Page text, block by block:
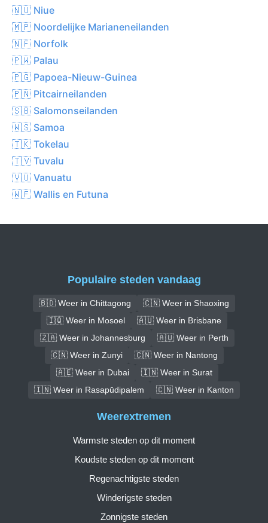
🇳🇺 Niue
🇲🇵 Noordelijke Marianeneilanden
🇳🇫 Norfolk
🇵🇼 Palau
🇵🇬 Papoea-Nieuw-Guinea
🇵🇳 Pitcairneilanden
🇸🇧 Salomonseilanden
🇼🇸 Samoa
🇹🇰 Tokelau
🇹🇻 Tuvalu
🇻🇺 Vanuatu
🇼🇫 Wallis en Futuna
Populaire steden vandaag
🇧🇩 Weer in Chittagong
🇨🇳 Weer in Shaoxing
🇮🇶 Weer in Mosoel
🇦🇺 Weer in Brisbane
🇿🇦 Weer in Johannesburg
🇦🇺 Weer in Perth
🇨🇳 Weer in Zunyi
🇨🇳 Weer in Nantong
🇦🇪 Weer in Dubai
🇮🇳 Weer in Surat
🇮🇳 Weer in Rasapūdipalem
🇨🇳 Weer in Kanton
Weerextremen
Warmste steden op dit moment
Koudste steden op dit moment
Regenachtigste steden
Winderigste steden
Zonnigste steden